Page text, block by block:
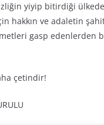
yiyip bitirdiği
hakkın ve adaletin
gasp edenlerden
çetindir!